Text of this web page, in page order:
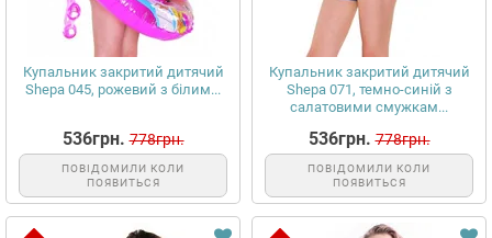
Купальник закритий дитячий
Shepa 045, рожевий з білим...
536грн. 778грн.
ПОВІДОМИЛИ КОЛИ
ПОЯВИТЬСЯ
Купальник закритий дитячий
Shepa 071, темно-синій з
салатовими смужкам...
536грн. 778грн.
ПОВІДОМИЛИ КОЛИ
ПОЯВИТЬСЯ